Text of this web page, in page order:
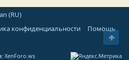
(RU)
конфиденциальности Помощь
XenForo.ws